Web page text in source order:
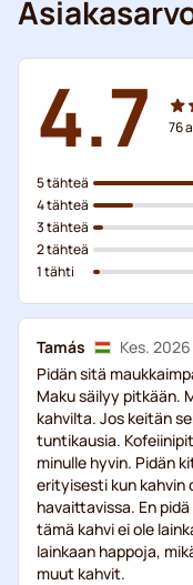
4.7 76
5 tähteä
4 tähteä
3 tähteä
2 tähteä
1 tähti
Tamás
Kes. 2026
Pidän sitä
Maku säilyy pitkään.
kahvilta. Jos keitän
tuntikausia.
minulle hyvin. Pidän
erityisesti kun kahvin
havaittavissa. En
tämä kahvi ei ole
lainkaan happoja,
muut kahvit.